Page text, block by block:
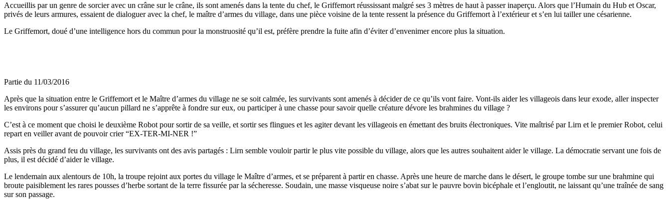
Accueillis par un genre de sorcier avec un crâne sur le crâne, ils sont amenés dans la tente du chef, le Griffemort réussissant malgré ses 3 mètres de haut à passer inaperçu. Alors que l’Humain du Hub et Oscar,
privés de leurs armures, essaient de dialoguer avec la chef, le maître d’armes du village, dans une pièce voisine de la tente ressent la présence du Griffemort à l’extérieur et s’en lui tailler une césarienne.
Le Griffemort, doué d’une intelligence hors du commun pour la monstruosité qu’il est, préfère prendre la fuite afin d’éviter d’envenimer encore plus la situation.
Partie du 11/03/2016
Après que la situation entre le Griffemort et le Maître d’armes du village ne se soit calmée, les survivants sont amenés à décider de ce qu’ils vont faire. Vont-ils aider les villageois dans leur exode, aller inspecter
les environs pour s’assurer qu’aucun pillard ne s’apprête à fondre sur eux, ou participer à une chasse pour savoir quelle créature dévore les brahmines du village ?
C’est à ce moment que choisi le deuxième Robot pour sortir de sa veille, et sortir ses flingues et les agiter devant les villageois en émettant des bruits électroniques. Vite maîtrisé par Lirn et le premier Robot, celui
repart en veiller avant de pouvoir crier “EX-TER-MI-NER !”
Assis près du grand feu du village, les survivants ont des avis partagés : Lirn semble vouloir partir le plus vite possible du village, alors que les autres souhaitent aider le village. La démocratie servant une fois de
plus, il est décidé d’aider le village.
Le lendemain aux alentours de 10h, la troupe rejoint aux portes du village le Maître d’armes, et se préparent à partir en chasse. Après une heure de marche dans le désert, le groupe tombe sur une brahmine qui
broute paisiblement les rares pousses d’herbe sortant de la terre fissurée par la sécheresse. Soudain, une masse visqueuse noire s’abat sur le pauvre bovin bicéphale et l’engloutit, ne laissant qu’une traînée de sang
sur son passage.